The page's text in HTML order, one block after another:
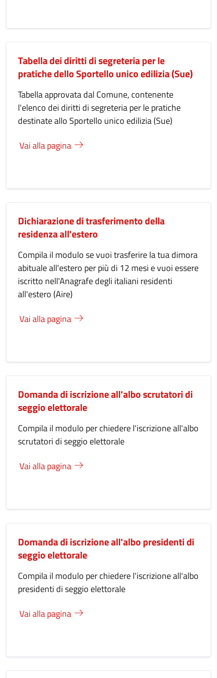
Tabella dei diritti di segreteria per le
pratiche dello Sportello unico edilizia (Sue)
Tabella approvata dal Comune, contenente
l'elenco dei diritti di segreteria per le pratiche
destinate allo Sportello unico edilizia (Sue)
Vai alla pagina
Dichiarazione di trasferimento della
residenza all'estero
Compila il modulo se vuoi trasferire la tua dimora
abituale all'estero per più di 12 mesi e vuoi essere
iscritto nell'Anagrafe degli italiani residenti
all'estero (Aire)
Vai alla pagina
Domanda di iscrizione all'albo scrutatori di
seggio elettorale
Compila il modulo per chiedere l'iscrizione all'albo
scrutatori di seggio elettorale
Vai alla pagina
Domanda di iscrizione all'albo presidenti di
seggio elettorale
Compila il modulo per chiedere l'iscrizione all'albo
presidenti di seggio elettorale
Vai alla pagina